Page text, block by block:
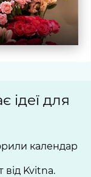
ідеї для
календар
від Kvitna.